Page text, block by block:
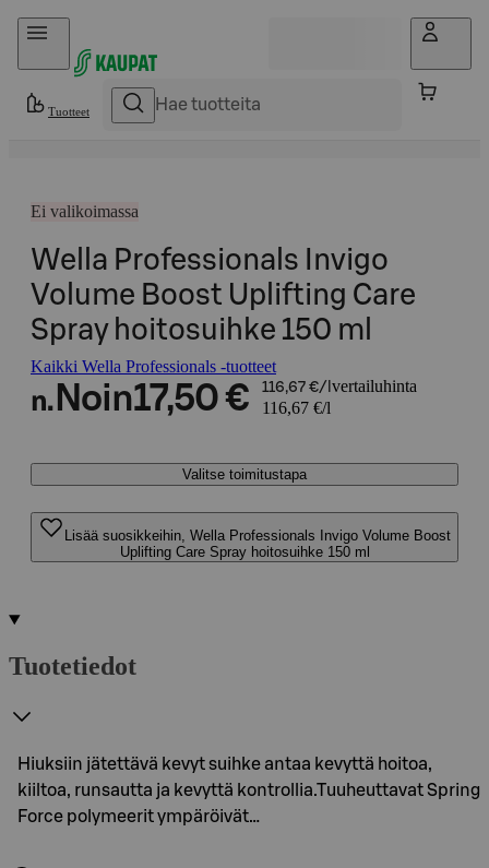
Hyppää sisältöön
Tuotteet
Ei valikoimassa
Wella Professionals Invigo
Volume Boost Uplifting Care
Spray hoitosuihke 150 ml
Kaikki Wella Professionals -tuotteet
n. Noin17,50 € 116,67 €/l vertailuhinta
116,67 €/l
Valitse toimitustapa
Lisää suosikkeihin, Wella Professionals Invigo Volume Boost
Uplifting Care Spray hoitosuihke 150 ml
Tuotetiedot
Hiuksiin jätettävä kevyt suihke antaa kevyttä hoitoa,
kiiltoa, runsautta ja kevyttä kontrollia.Tuuheuttavat Spring
Force polymeerit ympäröivät…